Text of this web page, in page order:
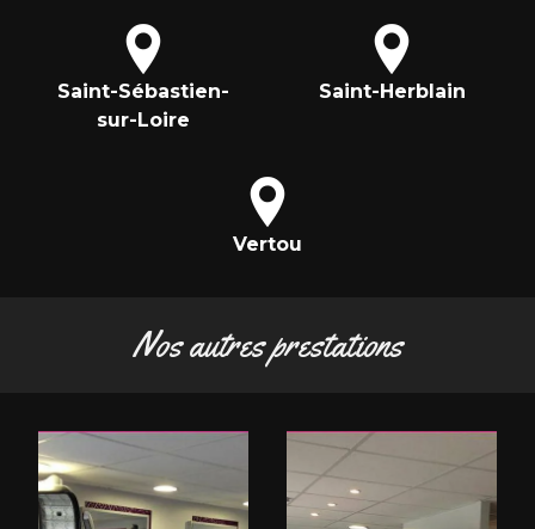
Saint-Sébastien-
sur-Loire
Saint-Herblain
Vertou
Nos autres prestations